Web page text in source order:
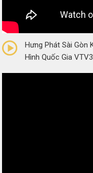
(0 Reviews)
Hưng Phát Sài Gòn
Hình Quốc Gia VTV3